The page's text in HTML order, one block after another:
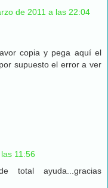
de 2011 a las 22:04
copia y pega aquí el
supuesto el error a ver
11:56
total ayuda...gracias